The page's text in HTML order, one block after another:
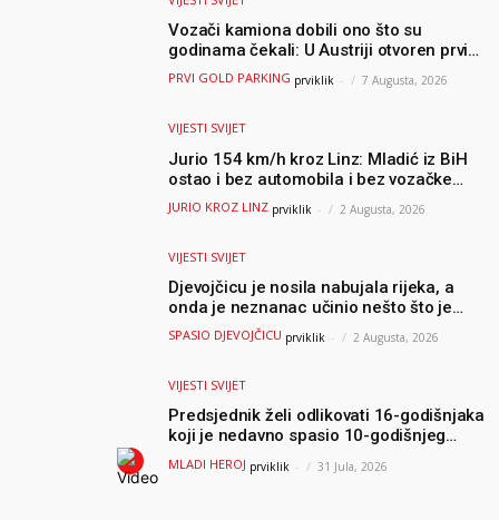
Vozači kamiona dobili ono što su
godinama čekali: U Austriji otvoren prvi
GOLD sigurni parking
PRVI GOLD PARKING prviklik - 7 Augusta, 2026
VIJESTI SVIJET
Jurio 154 km/h kroz Linz: Mladić iz BiH
ostao i bez automobila i bez vozačke
dozvole
JURIO KROZ LINZ prviklik - 2 Augusta, 2026
VIJESTI SVIJET
Djevojčicu je nosila nabujala rijeka, a
onda je neznanac učinio nešto što je
mnoge ostavilo bez riječi
SPASIO DJEVOJČICU prviklik - 2 Augusta, 2026
VIJESTI SVIJET
Predsjednik želi odlikovati 16-godišnjaka
koji je nedavno spasio 10-godišnjeg
dječaka iz smrtonosnih valova
MLADI HEROJ prviklik - 31 Jula, 2026